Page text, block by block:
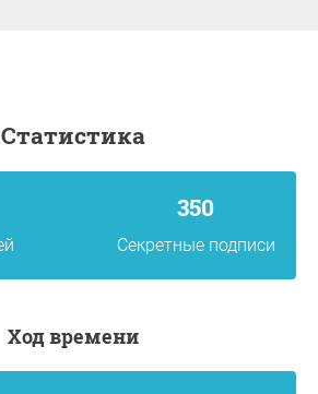
статистика
350
Секретные подписи
Ход времени